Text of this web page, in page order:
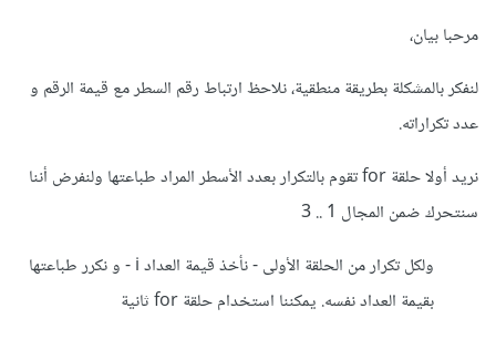
مرحبا بيان،
لنفكر بالمشكلة بطريقة منطقية، نلاحظ ارتباط رقم السطر مع قيمة الرقم و
عدد تكراراته.
نريد أولا حلقة for تقوم بالتكرار بعدد الأسطر المراد طباعتها ولنفرض أننا
سنتحرك ضمن المجال 1 .. 3
ولكل تكرار من الحلقة الأولى - نأخذ قيمة العداد i - و نكرر طباعتها
بقيمة العداد نفسه. يمكننا استخدام حلقة for ثانية